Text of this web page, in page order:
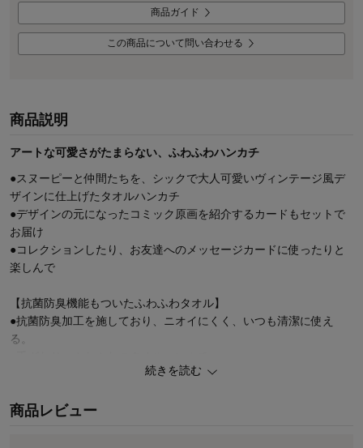
商品ガイド
この商品について問い合わせる
商品説明
アートな可愛さがたまらない、ふわふわハンカチ
●スヌーピーと仲間たちを、シックで大人可愛いヴィンテージ風デ
ザインに仕上げたタオルハンカチ
●デザインの元になったコミック原画を紹介するカードもセットで
お届け
●コレクションしたり、お友達へのメッセージカードに使ったりと
楽しんで
【抗菌防臭機能もついたふわふわタオル】
●抗菌防臭加工を施しており、ニオイにくく、いつも清潔に使え
る。
●ひざ乗せにちょうどいい25cm×25cm
続きを読む
商品レビュー